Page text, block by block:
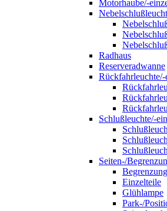
Motorhaube/-
Radhaus
Reserveradwanne
Schlußleuchte/-
Seiten-/
Einzelteile
Glühlampe
Park-/